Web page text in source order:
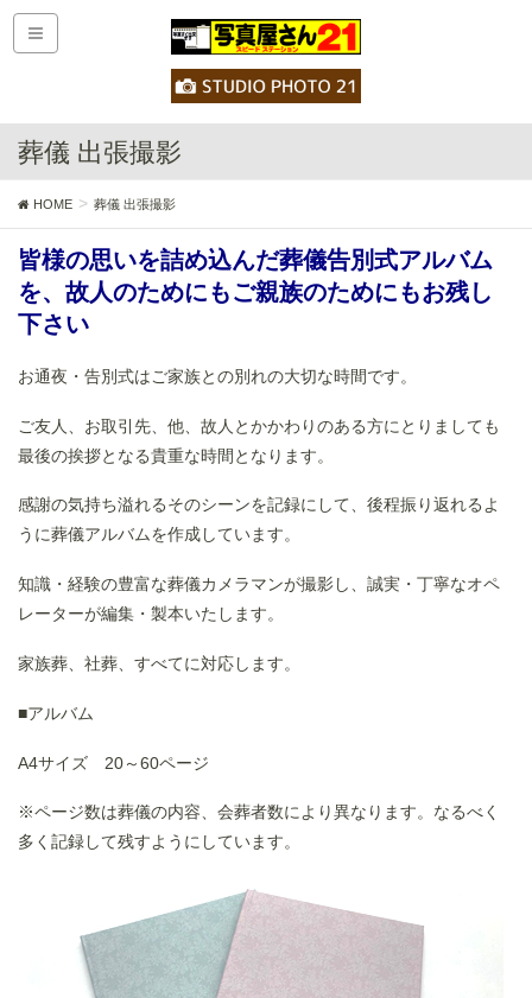
葬儀 出張撮影
HOME 葬儀 出張撮影
皆様の思いを詰め込んだ葬儀告別式アルバム
を、 故人のためにもご親族のためにもお残し
下さい
お通夜・告別式はご家族との別れの大切な時間です。
ご友人、お取引先、他、故人とかかわりのある方にとりましても
最後の挨拶となる貴重な時間となります。
感謝の気持ち溢れるそのシーンを記録にして、後程振り返れるよ
うに葬儀アルバムを作成しています。
知識・経験の豊富な葬儀カメラマンが撮影し、誠実・丁寧なオペ
レーターが編集・製本いたします。
家族葬、社葬、すべてに対応します。
■アルバム
A4サイズ 20～60ページ
※ページ数は葬儀の内容、会葬者数により異なります。なるべく
多く記録して残すようにしています。